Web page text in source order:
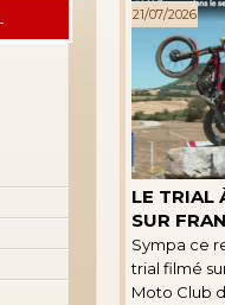
21/07/2026
LE TRIAL
SUR
Sympa ce
trial filmé
Moto Club